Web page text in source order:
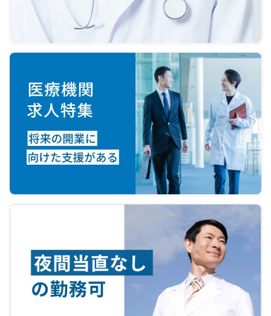
・グループとして開院する際には3階
テナントも契約予定
・3階は整形外科専用フロアとして整
備予定
・整形外科専門スタッフ（理学療法
士、看護師等）の採用予定あり
■経営面
・経営判断、経理、労務、人事、法
務などは専任運営チームが対応
・書類業務やスタッフ管理の負担を
最小限にした体制
・経験豊富な事務長が在籍
・承継前から勤務する医師は基本継